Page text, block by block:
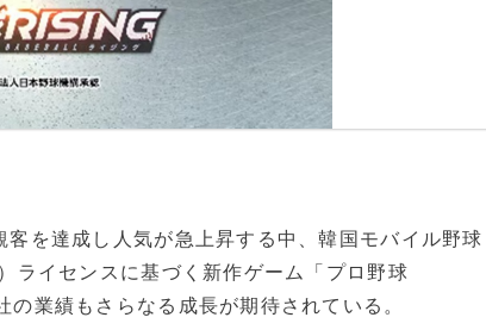
を達成し人気が急上昇する中、韓国モバイル野球
ライセンスに基づく新作ゲーム「プロ野球
業績もさらなる成長が期待されている。